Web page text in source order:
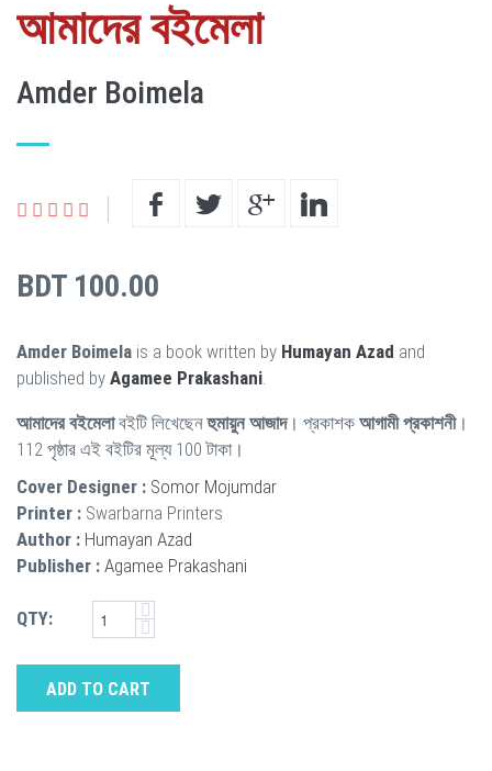
আমাদের বইমেলা
Amder Boimela
BDT 100.00
Amder Boimela is a book written by Humayan Azad and
published by Agamee Prakashani
আমাদের বইমেলাবইটি লিখেছেনহুমায়ুন আজাদ। প্রকাশক আগামী প্রকাশনী।
112 পৃষ্ঠার এই বইটির মূল্য 100 টাকা।
Cover Designer : Somor Mojumdar
Printer : Swarbarna Printers
Author : Humayan Azad
Publisher : Agamee Prakashani
QTY:
ADD TO CART